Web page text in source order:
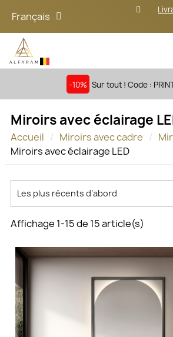
Français
-10% Sur tout ! Code :
Miroirs avec éclairage
Accueil Miroirs avec cadre
Miroirs avec éclairage LED
Les plus récents d’abord
Affichage 1-15 de 15 article(s)